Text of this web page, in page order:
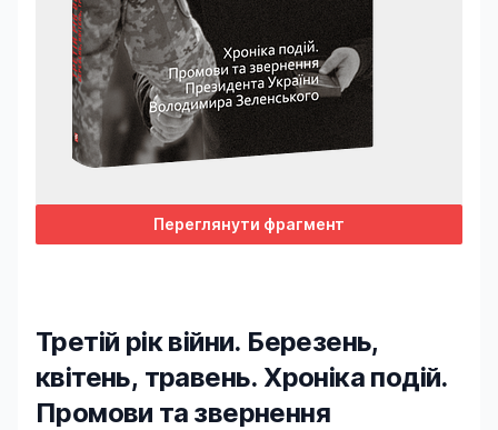
Переглянути фрагмент
Третій рік війни. Березень,
квітень, травень. Хроніка подій.
Промови та звернення